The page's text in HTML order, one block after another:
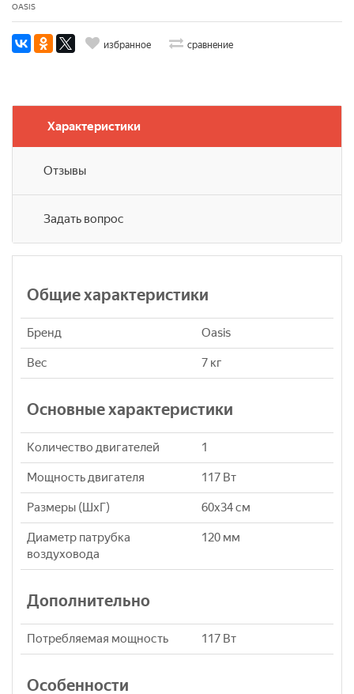
OASIS
избранное сравнение
Характеристики
Отзывы
Задать вопрос
Общие характеристики
Бренд Oasis
Вес 7 кг
Основные характеристики
Количество двигателей 1
Мощность двигателя 117 Вт
Размеры (ШхГ) 60х34 см
Диаметр патрубка
воздуховода
120 мм
Дополнительно
Потребляемая мощность 117 Вт
Особенности